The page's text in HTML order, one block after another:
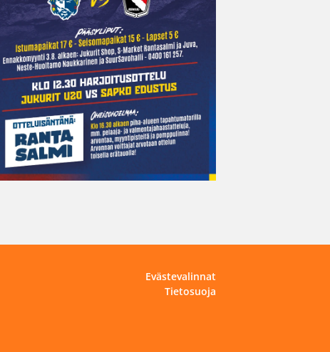
Evästevalinnat
Tietosuoja